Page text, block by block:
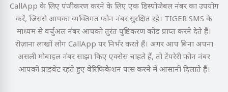
CallApp के लिए पंजीकरण करने के लिए एक डिस्पोजेबल नंबर का उपयोग
करें, जिससे आपका व्यक्तिगत फोन नंबर सुरक्षित रहे। TIGER SMS के
माध्यम से वर्चुअल नंबर आपको तुरंत पुष्टिकरण कोड प्राप्त करने देते हैं।
रोज़ाना लाखों लोग CallApp पर निर्भर करते हैं। अगर आप बिना अपना
असली मोबाइल नंबर साझा किए एक्सेस चाहते हैं, तो टेंपरेरी फोन नंबर
आपको प्राइवेट रहते हुए वेरिफिकेशन पास करने में आसानी दिलाते हैं।